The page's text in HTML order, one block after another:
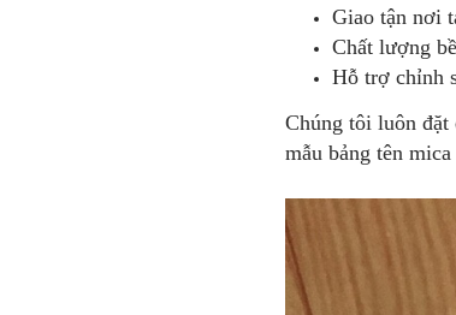
Giao tận nơi
Chất lượng
Hỗ trợ chỉnh
Chúng tôi luôn đặt
mẫu bảng tên